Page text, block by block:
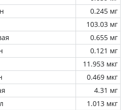
0.245 мг
103.03 мг
0.655 мг
0.121 мг
11.953 мкг
0.469 мкг
4.31 мг
1.013 мкг